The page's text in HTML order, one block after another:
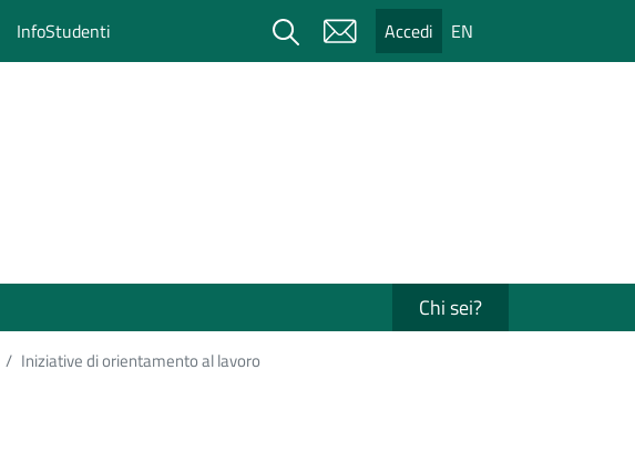
InfoStudenti Cerca Accedi EN
Chi sei?
Iniziative di orientamento al lavoro